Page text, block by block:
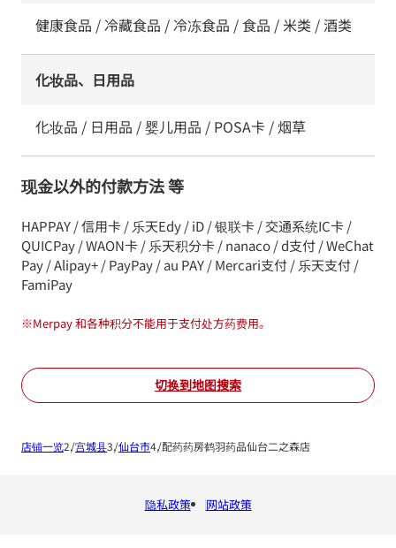
健康食品 / 冷藏食品 / 冷冻食品 / 食品 / 米类 / 酒类
化妆品、日用品
化妆品 / 日用品 / 婴儿用品 / POSA卡 / 烟草
现金以外的付款方法 等
HAPPAY / 信用卡 / 乐天Edy / iD / 银联卡 / 交通系统IC卡 /
QUICPay / WAON卡 / 乐天积分卡 / nanaco / d支付 / WeChat
Pay / Alipay+ / PayPay / au PAY / Mercari支付 / 乐天支付 /
FamiPay
※Merpay 和各种积分不能用于支付处方药费用。
切换到地图搜索
店铺一览 宫城县 仙台市 配药药房鹤羽药品仙台二之森店
隐私政策 网站政策